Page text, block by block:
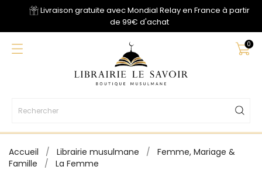
Livraison gratuite avec Mondial Relay en France à partir
de 99€ d'achat
0
Accueil Librairie musulmane
Femme, Mariage &
Famille
La Femme